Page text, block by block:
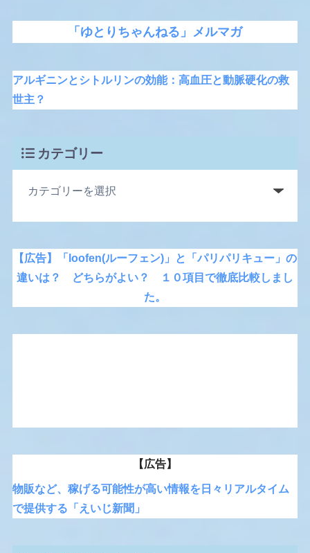
「ゆとりちゃんねる」メルマガ
アルギニンとシトルリンの効能：高血圧と動脈硬化の救
世主？
カテゴリー
【広告】「loofen(ルーフェン)」と「パリパリキュー」の
違いは？ どちらがよい？ １０項目で徹底比較しまし
た。
【広告】
物販など、稼げる可能性が高い情報を日々リアルタイム
で提供する「えいじ新聞」